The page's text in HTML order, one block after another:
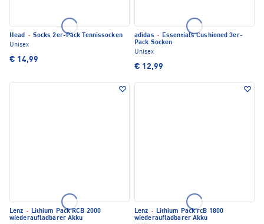
Head · Socks 2er-Pack Tennissocken
Unisex
€ 14,99
adidas · Essentials Cushioned 3er-
Pack Socken
Unisex
€ 12,99
Lenz · Lithium Pack RCB 2000
wiederaufladbarer Akku
Lenz · Lithium Pack rcB 1800
wiederaufladbarer Akku